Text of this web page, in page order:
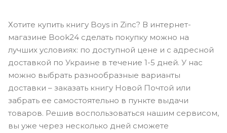
Хотите купить книгу Boys in Zinc? В интернет-
магазине Book24 сделать покупку можно на
лучших условиях: по доступной цене и с адресной
доставкой по Украине в течение 1-5 дней. У нас
можно выбрать разнообразные варианты
доставки – заказать книгу Новой Почтой или
забрать ее самостоятельно в пункте выдачи
товаров. Решив воспользоваться нашим сервисом,
вы уже через несколько дней сможете